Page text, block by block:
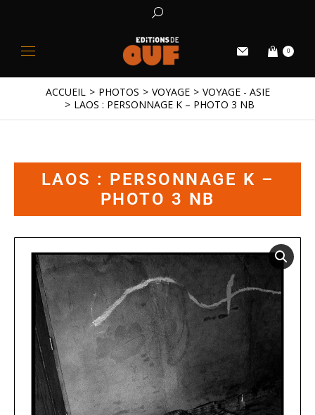
0
Vous êtes ici :
ACCUEIL PHOTOS VOYAGE
VOYAGE - ASIE
LAOS : PERSONNAGE K – PHOTO 3 NB
LAOS : PERSONNAGE K –
PHOTO 3 NB